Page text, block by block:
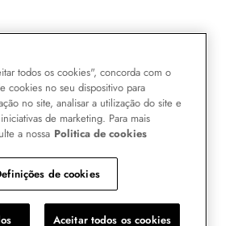
todos os cookies", concorda com o
cookies no seu dispositivo para
no site, analisar a utilização do site e
de marketing. Para mais
a nossa Politica de cookies
de cookies
Aceitar todos os cookies